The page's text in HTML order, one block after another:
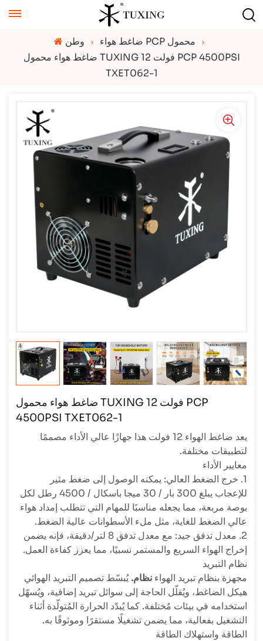
وطن
ضاغط هواء PCP محمول
ضاغط هواء محمول TUXING 12 فولت PCP 4500PSI
TXET062-1
ضاغط هواء محمول TUXING 12 فولت PCP
4500PSI TXET062-1
يعد ضاغط الهواء 12 فولت هذا جهازًا عالي الأداء مصممًا
لتطبيقات مختلفة.
معايير الأداء
1. خرج الضغط العالي: يمكنه الوصول إلى ضغط مثير
للإعجاب يبلغ 300 بار / 30 ميجا باسكال / 4500 رطل لكل
بوصة مربعة، مما يجعله مناسبًا للمهام التي تتطلب إمداد هواء
عالي الضغط للغاية، مثل ملء الأسطوانات عالية الضغط.
2. معدل تدفق جيد: مع معدل تدفق 8 لتر/دقيقة، فإنه يضمن
إخراج الهواء السريع والمستمر نسبيًا، مما يعزز كفاءة العمل.
نظام التبريد
مجهزة بنظام تبريد الهواء نظام.يُبسّط تصميم التبريد الهوائي
هيكل الضاغط، ويُقلّل الحاجة إلى سوائل تبريد إضافية، ويُسهّل
استخدامه في بيئات مُختلفة. كما يُبدّد الحرارة المُتولّدة أثناء
التشغيل بفعالية، مما يضمن تشغيلًا مستقرًا وموثوقًا به.
الطاقة واستهلاك الطاقة